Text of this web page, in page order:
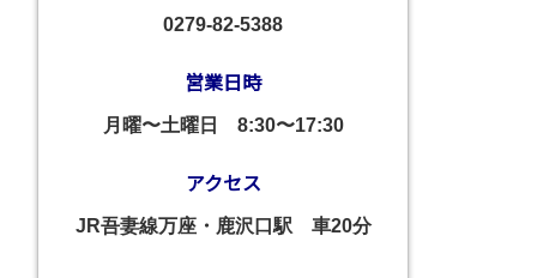
0279-82-5388
営業日時
月曜〜土曜日 8:30〜17:30
アクセス
JR吾妻線万座・鹿沢口駅 車20分